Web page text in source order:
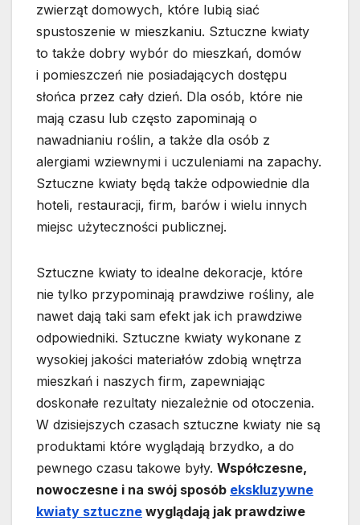
zwierząt domowych, które lubią siać
spustoszenie w mieszkaniu. Sztuczne kwiaty
to także dobry wybór do mieszkań, domów
i pomieszczeń nie posiadających dostępu
słońca przez cały dzień. Dla osób, które nie
mają czasu lub często zapominają o
nawadnianiu roślin, a także dla osób z
alergiami wziewnymi i uczuleniami na zapachy.
Sztuczne kwiaty będą także odpowiednie dla
hoteli, restauracji, firm, barów i wielu innych
miejsc użyteczności publicznej.
Sztuczne kwiaty to idealne dekoracje, które
nie tylko przypominają prawdziwe rośliny, ale
nawet dają taki sam efekt jak ich prawdziwe
odpowiedniki. Sztuczne kwiaty wykonane z
wysokiej jakości materiałów zdobią wnętrza
mieszkań i naszych firm, zapewniając
doskonałe rezultaty niezależnie od otoczenia.
W dzisiejszych czasach sztuczne kwiaty nie są
produktami które wyglądają brzydko, a do
pewnego czasu takowe były. Współczesne,
nowoczesne i na swój sposób ekskluzywne
kwiaty sztuczne wyglądają jak prawdziwe